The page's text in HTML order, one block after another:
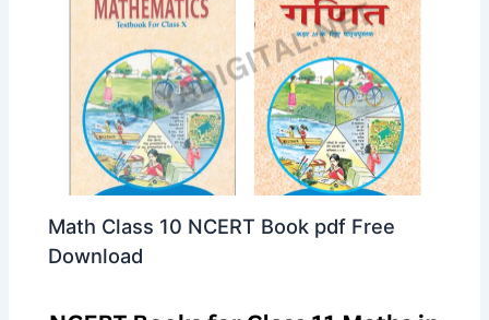
Math Class 10 NCERT Book pdf Free
Download